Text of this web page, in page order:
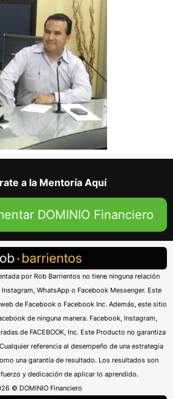
a la Mentoría Aquí
DOMINIO Financiero
por Rob Barrientos no tiene ninguna relación
WhatsApp o Facebook Messenger. Este
de Facebook o Facebook Inc. Además, este sitio
de ninguna manera. Facebook, Instagram,
de FACEBOOK, Inc. Este Producto no garantiza
referencia al desempeño de una estrategia
una garantía de resultado. Los resultados son
y dedicación de aplicar lo aprendido.
© DOMINIO Financiero